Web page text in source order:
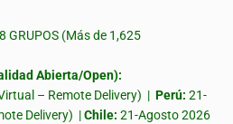
GRUPOS (Más de 1,625
Abierta/Open):
– Remote Delivery) | Perú: 21-
Delivery) |Chile: 21-Agosto 2026